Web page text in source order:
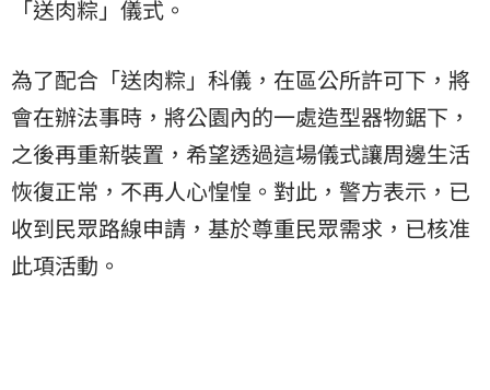
「送肉粽」儀式。
為了配合「送肉粽」科儀，在區公所許可下，將
會在辦法事時，將公園內的一處造型器物鋸下，
之後再重新裝置，希望透過這場儀式讓周邊生活
恢復正常，不再人心惶惶。對此，警方表示，已
收到民眾路線申請，基於尊重民眾需求，已核准
此項活動。